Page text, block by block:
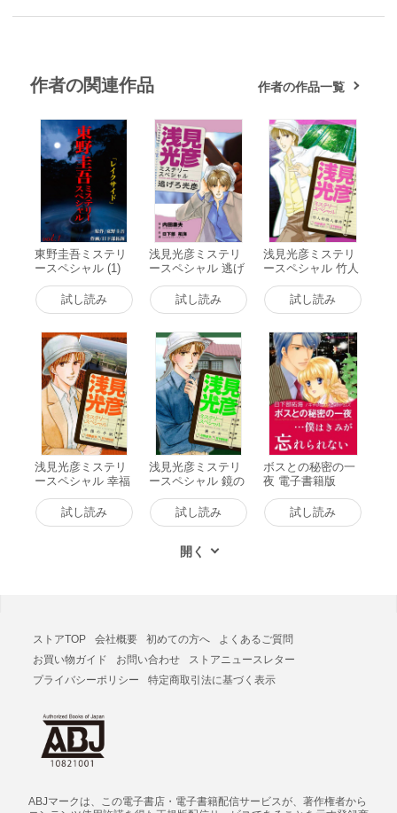
作者の関連作品 作者の作品一覧
東野圭吾ミステリ
ースペシャル (1)
レイクサイド 電子
書籍版試し読み
浅見光彦ミステリ
ースペシャル 逃げ
ろ光彦 電子書籍版
試し読み
浅見光彦ミステリ
ースペシャル 竹人
形殺人事件 電子書
籍版
試し読み
浅見光彦ミステリ
ースペシャル 幸福
の手紙 電子書籍版
試し読み
浅見光彦ミステリ
ースペシャル 鏡の
女 電子書籍版
試し読み
ボスとの秘密の一
夜 電子書籍版
試し読み
ストアTOP 会社概要 初めての方へ
よくあるご質問
お買い物ガイド
お問い合わせ
ストアニュースレター
プライバシーポリシー
特定商取引法に基づく表示
ABJマークは、この電子書店・電子書籍配信サービスが、著作権者から